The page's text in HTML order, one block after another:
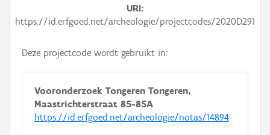
URI
https://id.erfgoed.net/archeologie/projectcodes/2020D291
Deze projectcode wordt gebruikt in:
Vooronderzoek Tongeren Tongeren,
Maastrichterstraat 85-85A
https://id.erfgoed.net/archeologie/notas/14894